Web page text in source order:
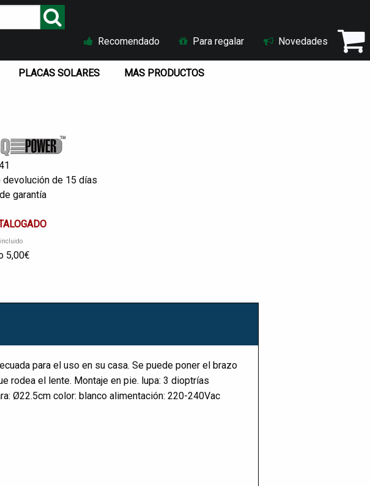
Recomendado Para regalar Novedades
PLACAS SOLARES MAS PRODUCTOS
devolución de 15 días
garantía
incluido
5,00€
para el uso en su casa. Se puede poner el brazo
rodea el lente. Montaje en pie. lupa: 3 dioptrías
Ø22.5cm color: blanco alimentación: 220-240Vac